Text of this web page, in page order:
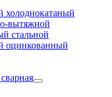
холоднокатаный
вытяжной
стальной
оцинкованный